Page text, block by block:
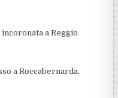
a Reggio
a Roccabernarda,